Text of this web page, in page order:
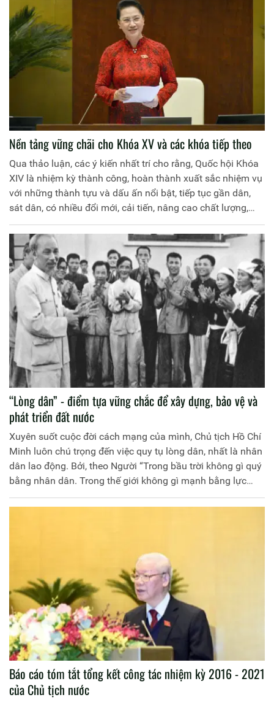
Nền tảng vững chãi cho Khóa XV và các khóa tiếp theo
Qua thảo luận, các ý kiến nhất trí cho rằng, Quốc hội Khóa
XIV là nhiệm kỳ thành công, hoàn thành xuất sắc nhiệm vụ
với những thành tựu và dấu ấn nổi bật, tiếp tục gần dân,
sát dân, có nhiều đổi mới, cải tiến, nâng cao chất lượng,
hiệu quả trên tất cả các lĩnh vực lập pháp, giám sát, quyết
định những vấn đề quan trọng của đất nước cũng như hoạt
động ngoại giao nghị viện
“Lòng dân” - điểm tựa vững chắc để xây dựng, bảo vệ và
phát triển đất nước
Xuyên suốt cuộc đời cách mạng của mình, Chủ tịch Hồ Chí
Minh luôn chú trọng đến việc quy tụ lòng dân, nhất là nhân
dân lao động. Bởi, theo Người “Trong bầu trời không gì quý
bằng nhân dân. Trong thế giới không gì mạnh bằng lực
lượng đoàn kết của nhân dân... Trong xã hội không có gì
tốt đẹp, vẻ vang bằng phục vụ cho lợi ích của nhân dân”(1).
Báo cáo tóm tắt tổng kết công tác nhiệm kỳ 2016 - 2021
của Chủ tịch nước